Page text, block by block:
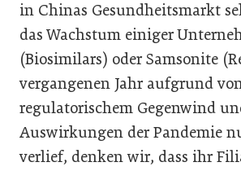
in Chinas Gesundheitsmarkt
das Wachstum einiger
(Biosimilars) oder Samsonite
vergangenen Jahr aufgrund
regulatorischem Gegenwind
Auswirkungen der Pandemie
verlief, denken wir, dass ihr